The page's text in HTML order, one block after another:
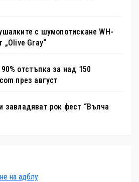
с шумопотискане WH-
„Olive Gray“
отстъпка за над 150
през август
завладяват рок фест “Вълча
на адблу